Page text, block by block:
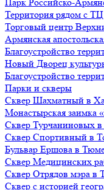
Территория рядом с
Торговый центр
Армянская
Благоустройство
Нoвый Двoрeц
Благоустройство
Парки и скверы
Сквер Шахматный в
Монастырская заимка
Сквер Турчаниновых
Сквер Спортивный в
Бульвар Ершова в
Сквер Медицинских
Сквер Отрядов мэра в
Сквер с историей